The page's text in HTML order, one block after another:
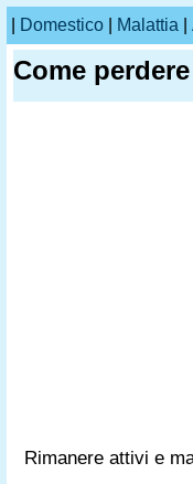
Domestico Malattia
Come
Rimanere attivi e